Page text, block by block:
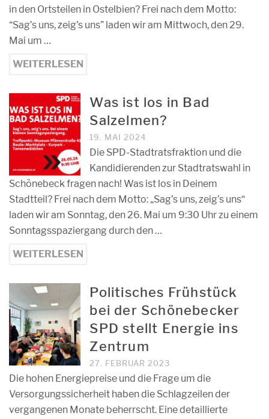
in den Ortsteilen in Ostelbien? Frei nach dem Motto:
“Sag’s uns, zeig’s uns” laden wir am Mittwoch, den 29.
Mai um …
WEITERLESEN
Was ist los in Bad
Salzelmen?
19. MAI 2024
Die SPD-Stadtratsfraktion und die
Kandidierenden zur Stadtratswahl in
Schönebeck fragen nach! Was ist los in Deinem
Stadtteil? Frei nach dem Motto: „Sag’s uns, zeig’s uns“
laden wir am Sonntag, den 26. Mai um 9:30 Uhr zu einem
Sonntagsspaziergang durch den …
WEITERLESEN
Politisches Frühstück
bei der Schönebecker
SPD stellt Energie ins
Zentrum
27. FEBRUAR 2023
Die hohen Energiepreise und die Frage um die
Versorgungssicherheit haben die Schlagzeilen der
vergangenen Monate beherrscht. Eine detaillierte